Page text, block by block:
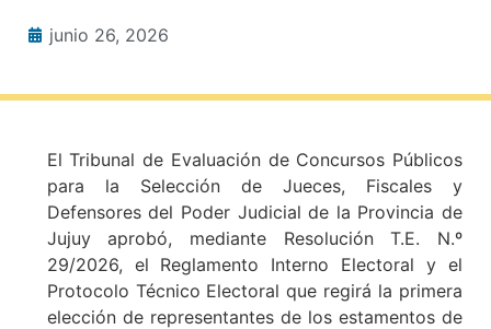
junio 26, 2026
El Tribunal de Evaluación de Concursos Públicos
para la Selección de Jueces, Fiscales y
Defensores del Poder Judicial de la Provincia de
Jujuy aprobó, mediante Resolución T.E. N.º
29/2026, el Reglamento Interno Electoral y el
Protocolo Técnico Electoral que regirá la primera
elección de representantes de los estamentos de